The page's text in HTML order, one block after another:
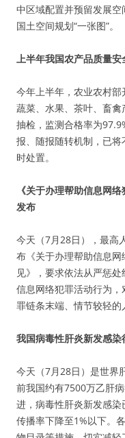
中区域配置并预留发展
国土空间规划“一张图”。
上半年我国农产品质量
今年上半年，农业农村
蔬菜、水果、茶叶、畜
抽检，监测合格率为
报、随报随转机制，已
时处置。
《关于办理帮助信息网
发布
今天（7月28日），最高
布《关于办理帮助信息
见》，要求依法从严惩
信息网络犯罪活动行为
罪链条末端、情节较轻的
我国病毒性肝炎新发感染
今天（7月28日）是世界
前我国约有7500万乙肝
进，病毒性肝炎新发感
传播率下降至1%以下。